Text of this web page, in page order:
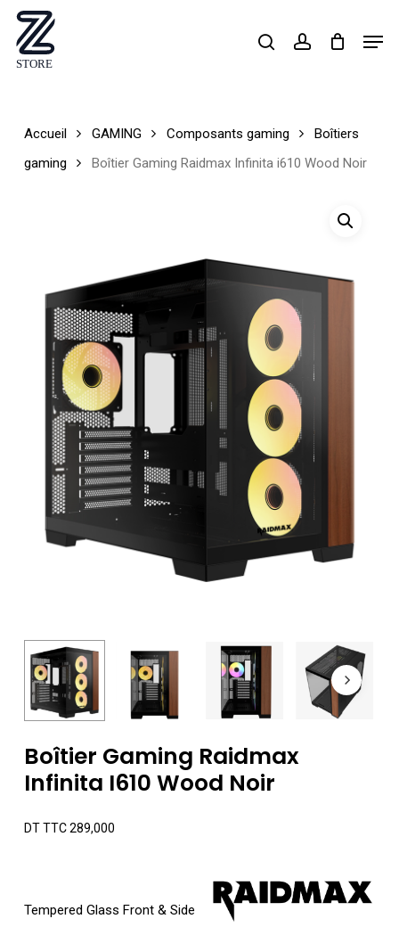
Skip
main
searchaccount
Accueil GAMING Composants gaming
Boîtiers
gaming
Boîtier Gaming Raidmax Infinita i610 Wood Noir
Boîtier Gaming Raidmax
Infinita I610 Wood Noir
DT TTC289,000
Tempered Glass Front & Side